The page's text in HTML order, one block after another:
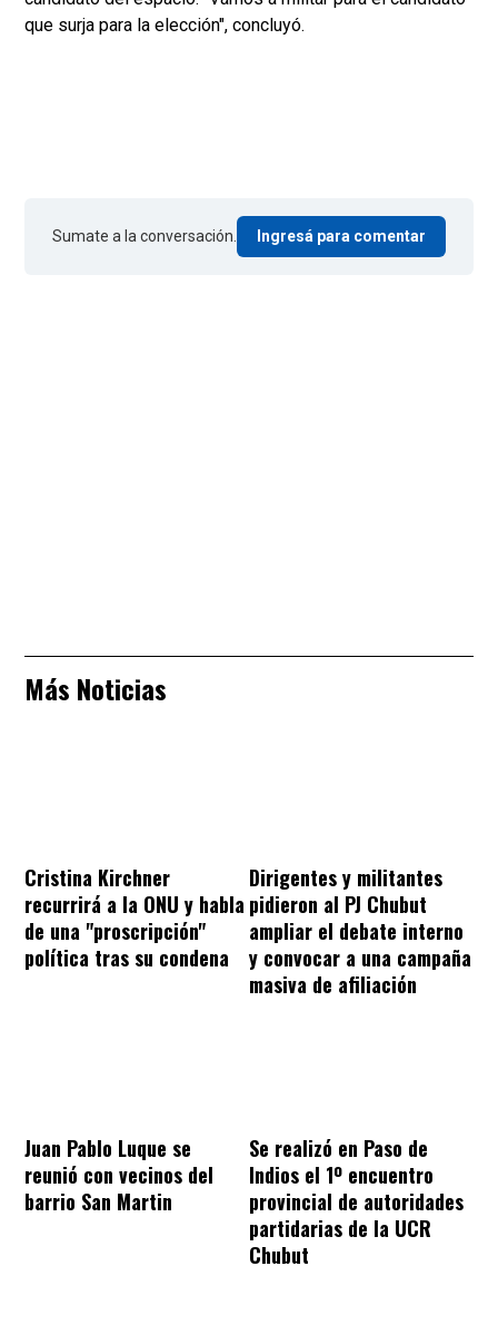
que surja para la elección", concluyó.
Sumate a la conversación. Ingresá para comentar
Más Noticias
Cristina Kirchner
recurrirá a la ONU y habla
de una "proscripción"
política tras su condena
Dirigentes y militantes
pidieron al PJ Chubut
ampliar el debate interno
y convocar a una campaña
masiva de afiliación
Juan Pablo Luque se
reunió con vecinos del
barrio San Martin
Se realizó en Paso de
Indios el 1º encuentro
provincial de autoridades
partidarias de la UCR
Chubut